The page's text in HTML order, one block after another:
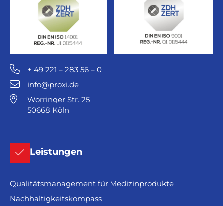
Leistungen
Qualitätsmanagement für Medizinprodukte
Nachhaltigkeitskompass
+ 49 221 – 283 56 – 0
info@proxi.de
Worringer Str. 25
50668 Köln